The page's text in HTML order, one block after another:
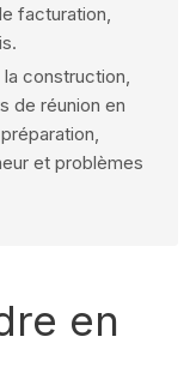
facturation,
construction,
de réunion en
et problèmes
en